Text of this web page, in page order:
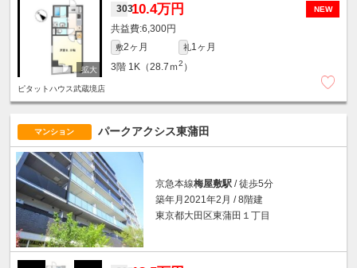
NEW
30310.4万円
6,300円
敷2ヶ月 礼1ヶ月
3階 1K（28.7ｍ2 ）
ピタットハウス武蔵境店
マンション パークアクシス東蒲田
京急本線梅屋敷駅 / 徒歩5分
築年月2021年2月 / 8階建
東京都大田区東蒲田１丁目